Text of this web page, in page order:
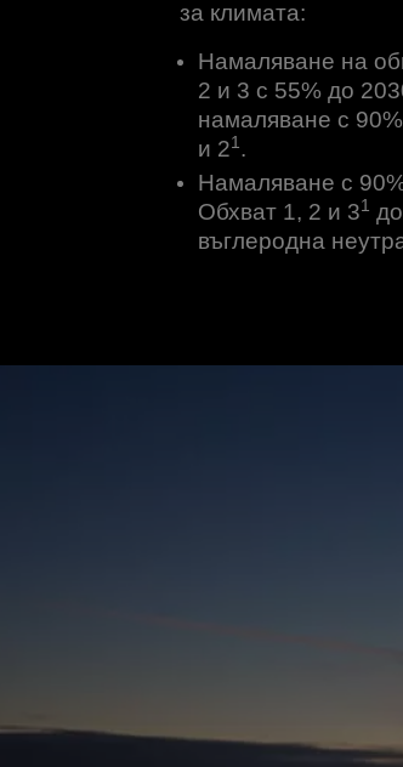
за климата:
Намаляване на
2 и 3 с 55% до
намаляване с
и 21 .
Намаляване с
Обхват 1, 2 и 31
въглеродна